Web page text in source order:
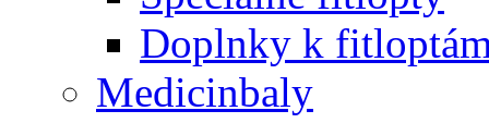
Doplnky k
Medicinbaly